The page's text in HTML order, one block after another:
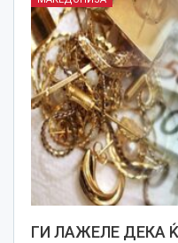
ГИ ЛАЖЕЛЕ ДЕКА